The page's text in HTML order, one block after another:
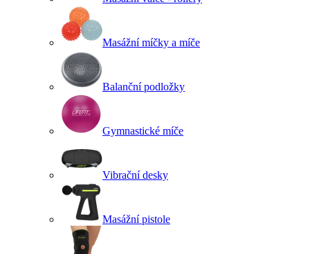
Masážní míčky a míče
Balanční podložky
Gymnastické míče
Vibrační desky
Masážní pistole